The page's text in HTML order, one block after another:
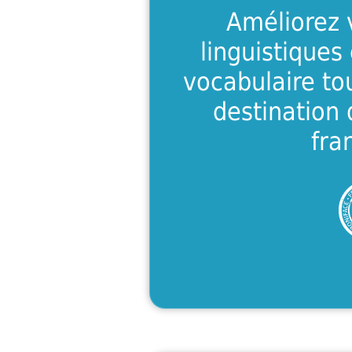
Améliorez
linguistiques
vocabulaire
destination
intensif de
niveaux
En